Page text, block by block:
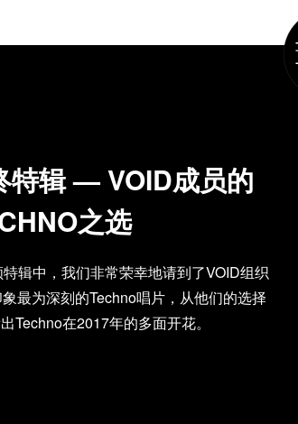
特辑 — VOID成员的
之选
辑中，我们非常荣幸地请到了VOID组织
最为深刻的Techno唱片，从他们的选择
Techno在2017年的多面开花。